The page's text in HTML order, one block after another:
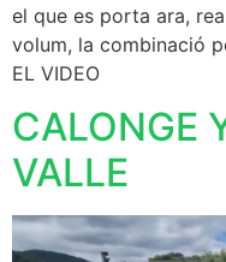
el que es porta ara,
volum, la combinació
EL VIDEO
CALONGE
VALLE